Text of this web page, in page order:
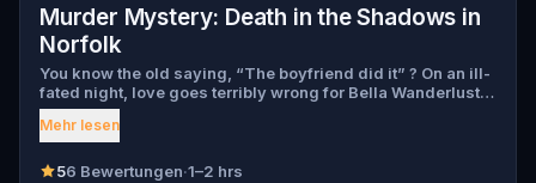
Murder Mystery: Death in the Shadows in
Norfolk
You know the old saying, “The boyfriend did it” ? On an ill-
fated night, love goes terribly wrong for Bella Wanderlust
and Walter Bridges . Bella, a famous travel blogger, was
found dead during a ghost tour led by the theatrical Percy
Walter, the obsessed boyfriend? Percy, the ghost tour
Mehr lesen
56 Bewertungen·1–2 hrs